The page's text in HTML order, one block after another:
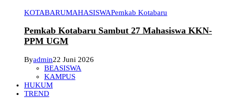
KOTABARUMAHASISWAPemkab Kotabaru
Pemkab Kotabaru Sambut 27 Mahasiswa KKN-
PPM UGM
Byadmin22 Juni 2026
BEASISWA
KAMPUS
HUKUM
TREND